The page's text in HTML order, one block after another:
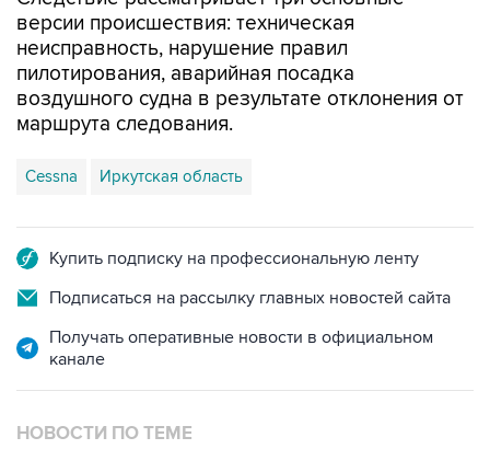
версии происшествия: техническая
неисправность, нарушение правил
пилотирования, аварийная посадка
воздушного судна в результате отклонения от
маршрута следования.
Cessna Иркутская область
Купить подписку на профессиональную ленту
Подписаться на рассылку главных новостей сайта
Получать оперативные новости в официальном
канале
НОВОСТИ ПО ТЕМЕ